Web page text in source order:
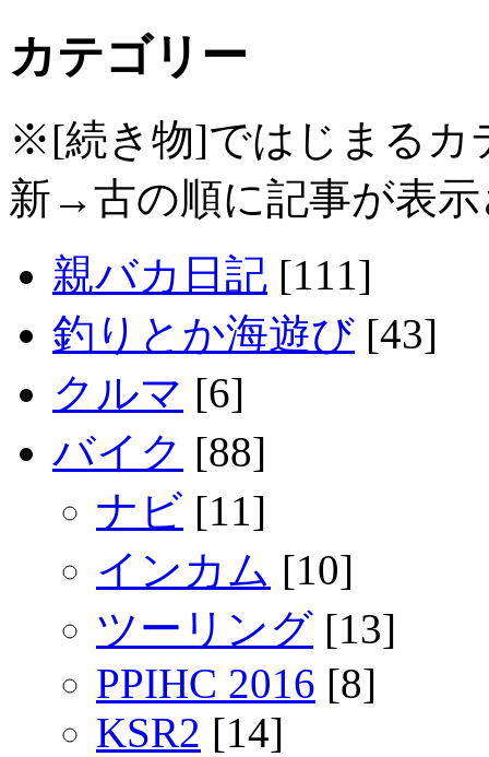
カテゴリー
※[続き物]ではじまるカ
新→古の順に記事が表
親バカ日記 [111]
釣りとか海遊び [43]
クルマ [6]
バイク [88]
ナビ [11]
インカム [10]
ツーリング [13]
PPIHC 2016 [8]
KSR2 [14]